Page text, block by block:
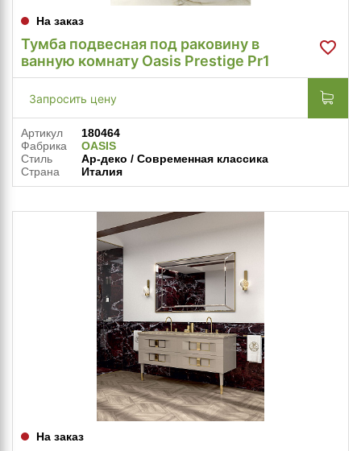
На заказ
Тумба подвесная под раковину в
ванную комнату Oasis Prestige Pr1
Запросить цену
Артикул
180464
Фабрика
OASIS
Стиль
Ар-деко / Современная классика
Страна
Италия
На заказ